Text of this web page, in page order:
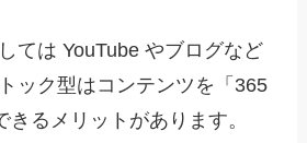
ては YouTube やブログなど
ック型はコンテンツを「365
きるメリットがあります。